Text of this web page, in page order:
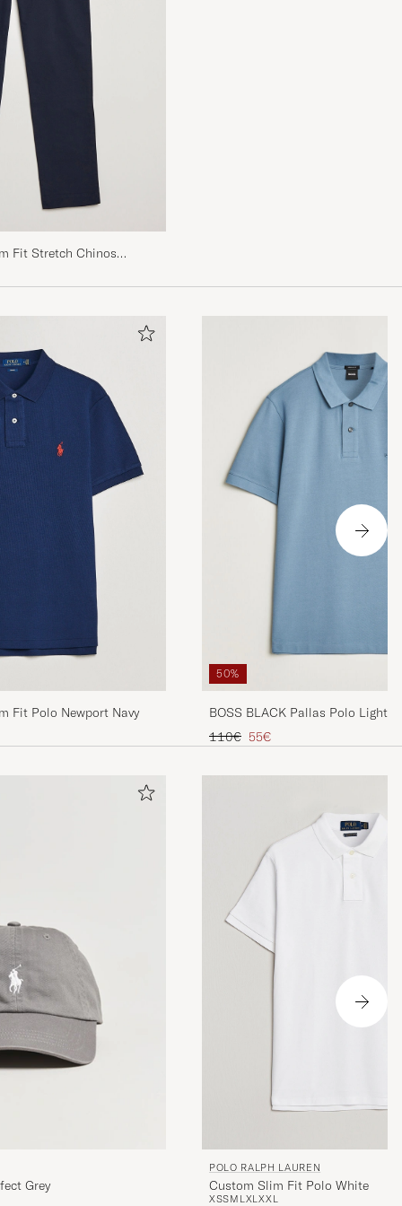
Fit Stretch Chinos
Fit Polo Newport Navy
50%
BOSS BLACK Pallas Polo Light
Regulärer Preis
110€ Reduzierter Preis
55€
Grey
POLO RALPH LAUREN
Custom Slim Fit Polo White
XSSM LXLXXL